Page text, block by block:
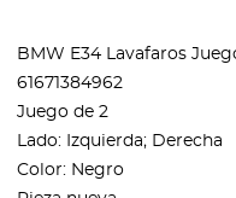
BMW E34 Lavafaros
61671384962
Juego de 2
Lado: Izquierda; Derecha
Color: Negro